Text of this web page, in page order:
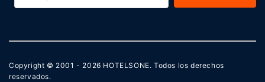
Copyright © 2001 - 2026 HOTELSONE. Todos los derechos
reservados.